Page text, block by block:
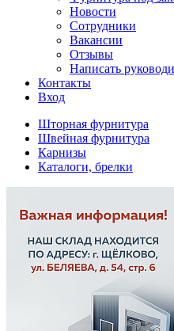
Новости
Сотрудники
Вакансии
Отзывы
Написать
Контакты
Вход
Шторная фурнитура
Швейная фурнитура
Карнизы
Каталоги, брелки